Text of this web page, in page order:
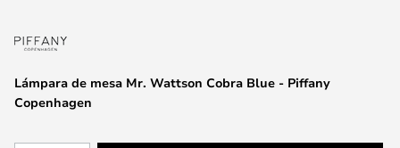
galería
imágenes
Lámpara de mesa Mr. Wattson Cobra Blue - Piffany
Copenhagen